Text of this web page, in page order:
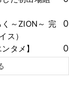
く～ZION～ 完
ス）
0
タメ】 0